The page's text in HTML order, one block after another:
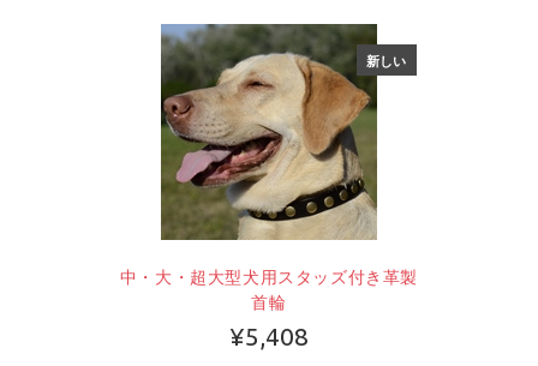
新しい
中・大・超大型犬用スタッズ付き革製
首輪
¥5,408